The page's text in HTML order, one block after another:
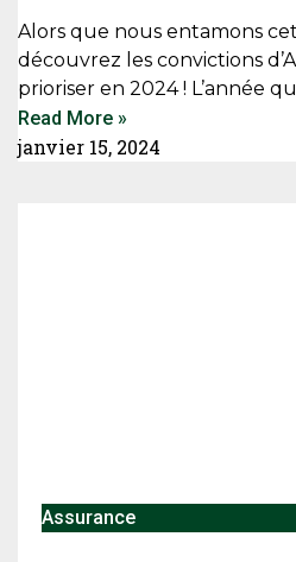
Alors que nous entamons
découvrez les convictions
prioriser en 2024 ! L’année
Read More »
janvier 15, 2024
Assurance